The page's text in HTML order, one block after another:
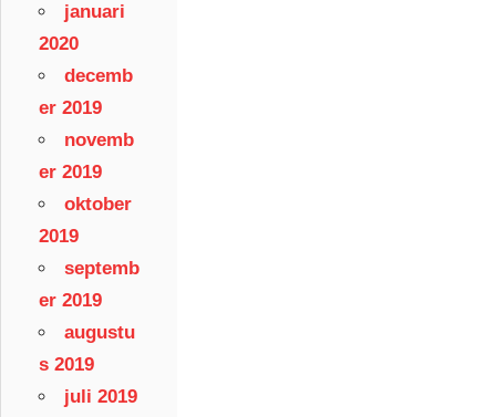
januari
2020
decemb
er 2019
novemb
er 2019
oktober
2019
septemb
er 2019
augustu
s 2019
juli 2019